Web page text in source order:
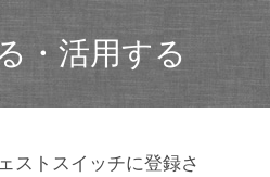
・活用する
ストスイッチに登録さ